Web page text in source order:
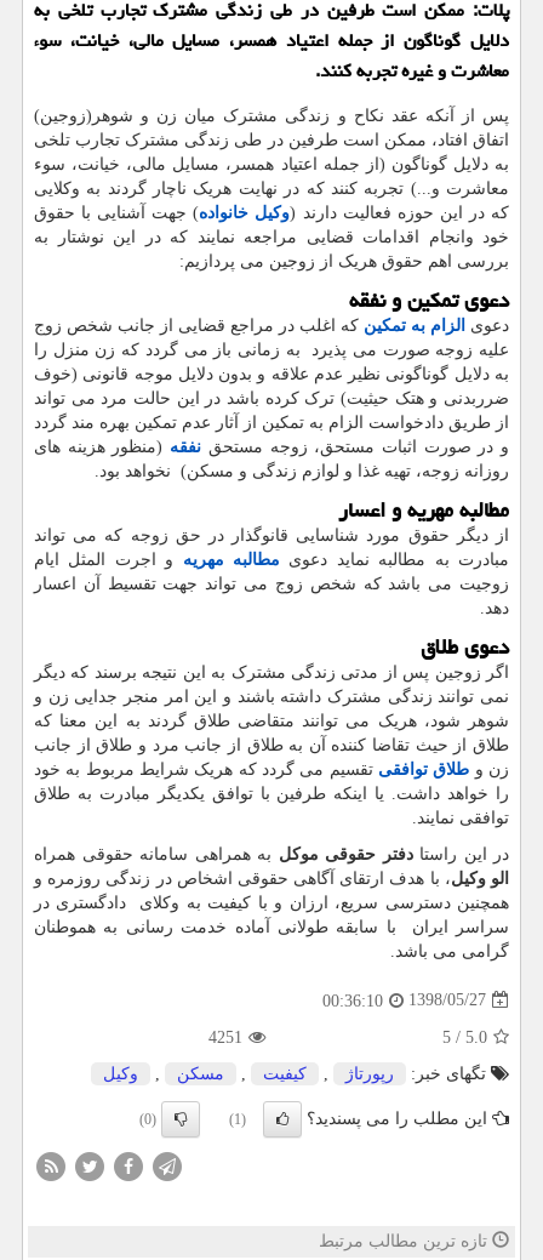
پلات: ممكن است طرفین در طی زندگی مشترك تجارب تلخی به
دلایل گوناگون از جمله اعتیاد همسر، مسایل مالی، خیانت، سوء
معاشرت و غیره تجربه كنند.
پس از آنکه عقد نکاح و زندگی مشترک میان زن و شوهر(زوجین)
اتفاق افتاد، ممکن است طرفین در طی زندگی مشترک تجارب تلخی
به دلایل گوناگون (از جمله اعتیاد همسر، مسایل مالی، خیانت، سوء
معاشرت و...) تجربه کنند که در نهایت هریک ناچار گردند به وکلایی
که در این حوزه فعالیت دارند (وکیل خانواده) جهت آشنایی با حقوق
خود وانجام اقدامات قضایی مراجعه نمایند که در این نوشتار به
بررسی اهم حقوق هریک از زوجین می پردازیم:
دعوی تمکین و نفقه
دعوی الزام به تمکین که اغلب در مراجع قضایی از جانب شخص زوج
علیه زوجه صورت می پذیرد به زمانی باز می گردد که زن منزل را
به دلایل گوناگونی نظیر عدم علاقه و بدون دلایل موجه قانونی (خوف
ضرربدنی و هتک حیثیت) ترک کرده باشد در این حالت مرد می تواند
از طریق دادخواست الزام به تمکین از آثار عدم تمکین بهره مند گردد
و در صورت اثبات مستحق، زوجه مستحق نفقه (منظور هزینه های
روزانه زوجه، تهیه غذا و لوازم زندگی و مسکن) نخواهد بود.
مطالبه مهریه و اعسار
از دیگر حقوق مورد شناسایی قانوگذار در حق زوجه که می تواند
مبادرت به مطالبه نماید دعوی مطالبه مهریه و اجرت المثل ایام
زوجیت می باشد که شخص زوج می تواند جهت تقسیط آن اعسار
دهد.
دعوی طلاق
اگر زوجین پس از مدتی زندگی مشترک به این نتیجه برسند که دیگر
نمی توانند زندگی مشترک داشته باشند و این امر منجر جدایی زن و
شوهر شود، هریک می توانند متقاضی طلاق گردند به این معنا که
طلاق از حیث تقاضا کننده آن به طلاق از جانب مرد و طلاق از جانب
زن و طلاق توافقی تقسیم می گردد که هریک شرایط مربوط به خود
را خواهد داشت. یا اینکه طرفین با توافق یکدیگر مبادرت به طلاق
توافقی نمایند.
در این راستادفتر حقوقی موکل به همراهی سامانه حقوقی همراه
الو وکیل، با هدف ارتقای آگاهی حقوقی اشخاص در زندگی روزمره و
همچنین دسترسی سریع، ارزان و با کیفیت به وکلای دادگستری در
سراسر ایران با سابقه طولانی آماده خدمت رسانی به هموطنان
گرامی می باشد.
1398/05/27
00:36:10
5.0
/
5
4251
تگهای خبر:
رپورتاژ كیفیت مسكن وكیل
این مطلب را می پسندید؟ (1)
(0)
تازه ترین مطالب مرتبط